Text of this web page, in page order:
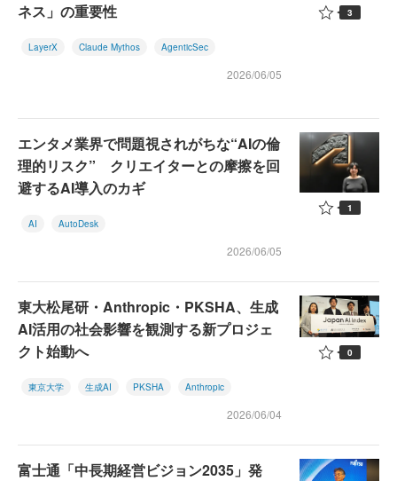
ネス」の重要性
LayerX Claude Mythos AgenticSec
2026/06/05
3
エンタメ業界で問題視されがちな“AIの倫
理的リスク” クリエイターとの摩擦を回
避するAI導入のカギ
AI AutoDesk
2026/06/05
1
東大松尾研・Anthropic・PKSHA、生成
AI活用の社会影響を観測する新プロジェ
クト始動へ
東京大学 生成AI PKSHA Anthropic
2026/06/04
0
富士通「中長期経営ビジョン2035」発